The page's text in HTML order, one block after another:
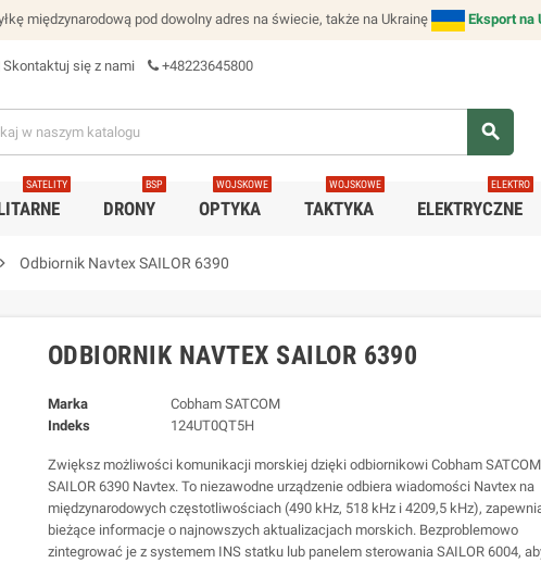
międzynarodową pod dowolny adres na świecie, także na Ukrainę Eksport na
Skontaktuj się z nami +48223645800
search
SATELITY
DRONY
BSP
OPTYKA
WOJSKOWE
TAKTYKA
WOJSKOWE
ELEKTRYCZNE
ELEKTRO
chevron_right Odbiornik Navtex SAILOR 6390
ODBIORNIK NAVTEX SAILOR 6390
Marka
Cobham SATCOM
Indeks
124UT0QT5H
Zwiększ możliwości komunikacji morskiej dzięki odbiornikowi Cobham SATCOM
SAILOR 6390 Navtex. To niezawodne urządzenie odbiera wiadomości Navtex na
międzynarodowych częstotliwościach (490 kHz, 518 kHz i 4209,5 kHz),
bieżące informacje o najnowszych aktualizacjach morskich. Bezproblemowo
zintegrować je z systemem INS statku lub panelem sterowania SAILOR 6004,